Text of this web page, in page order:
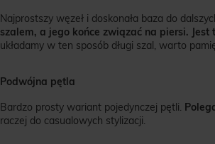
Najprostszy węzeł i doskonała baza do
szalem, a jego końce związać na piersi.
układamy w ten sposób długi szal, warto
Podwójna pętla
Bardzo prosty wariant pojedynczej pętli.
raczej do casualowych stylizacji.